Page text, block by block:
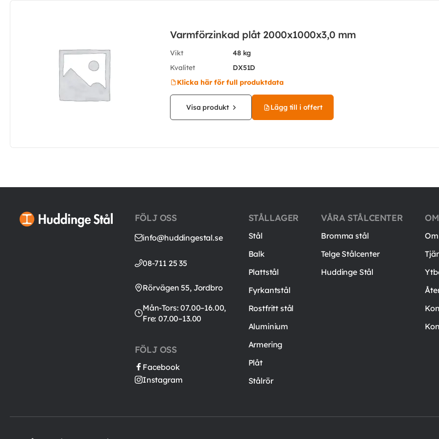
Varmförzinkad plåt 2000x1000x3,0 mm
Vikt
48 kg
Kvalitet
DX51D
Klicka här för full produktdata
Visa produkt Lägg till i offert
FÖLJ OSS
info@huddingestal.se
08-711 25 35
Rörvägen 55, Jordbro
Mån-Tors: 07.00–16.00,
Fre: 07.00–13.00
FÖLJ OSS
Facebook
Instagram
STÅLLAGER
Stål
Balk
Plattstål
Fyrkantstål
Rostfritt stål
Aluminium
Armering
Plåt
Stålrör
VÅRA STÅLCENTER
Bromma stål
Telge Stålcenter
Huddinge Stål